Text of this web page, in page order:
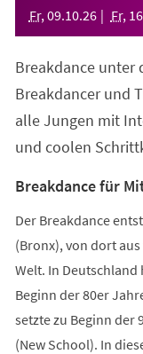
Fr, 09.10.26 Fr, 16
Breakdance unter
Breakdancer und
alle Jungen mit
und coolen
Breakdance für
Der Breakdance
(Bronx), von dort
Welt. In
Beginn der 80er
setzte zu Beginn der
(New School). In